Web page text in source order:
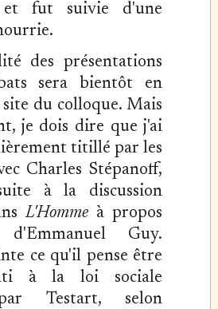
et fut suivie d'une
des présentations
sera bientôt en
du colloque. Mais
je dois dire que j'ai
titillé par les
Charles Stépanoff,
à la discussion
L'Homme à propos
Guy.
ce qu'il pense être
à la loi sociale
Testart, selon